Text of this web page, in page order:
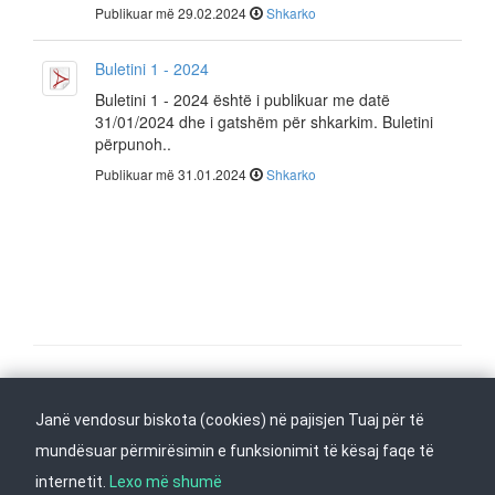
Publikuar më 29.02.2024 Shkarko
Buletini 1 - 2024
Buletini 1 - 2024 është i publikuar me datë
31/01/2024 dhe i gatshëm për shkarkim. Buletini
përpunoh..
Publikuar më 31.01.2024 Shkarko
Kthehu në fillim Na ndiqni në
Janë vendosur biskota (cookies) në pajisjen Tuaj për të
mundësuar përmirësimin e funksionimit të kësaj faqe të
internetit. Lexo më shumë